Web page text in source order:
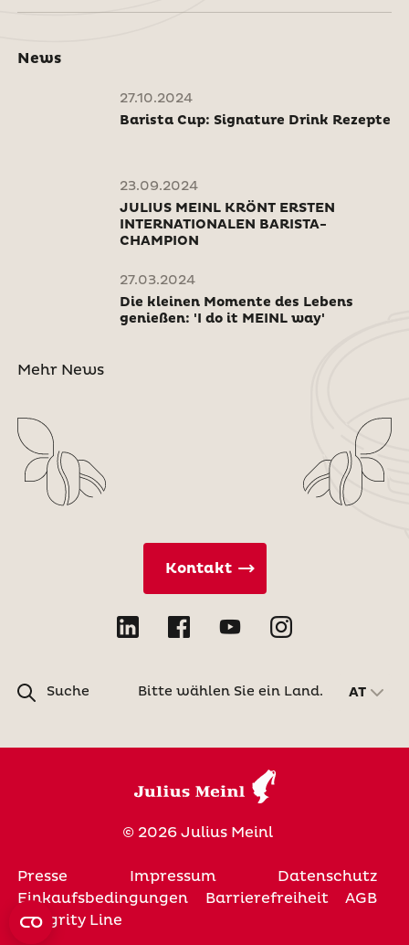
News
27.10.2024
Barista Cup: Signature Drink Rezepte
23.09.2024
JULIUS MEINL KRÖNT ERSTEN
INTERNATIONALEN BARISTA-
CHAMPION
27.03.2024
Die kleinen Momente des Lebens
genießen: 'I do it MEINL way'
Mehr News
Suche
Kontakt
Bitte wählen Sie ein Land. AT
© 2026 Julius Meinl
Presse Impressum
Datenschutz
Einkaufsbedingungen
Barrierefreiheit
AGB
Integrity Line